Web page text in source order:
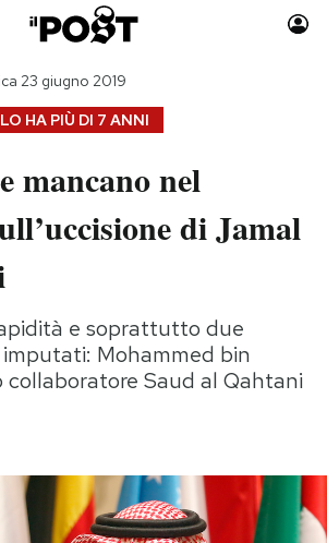
Auto
Moda
Consumismi
Media
Europa
HA PIÙ DI 7 ANNI
23 giugno 2019
mancano nel
di Jamal
e soprattutto due
Mohammed bin
collaboratore Saud al Qahtani